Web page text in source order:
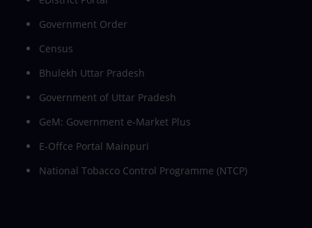
Government Order
Census
Bhulekh Uttar Pradesh
Government of Uttar Pradesh
GeM: Government e-Market Plus
E-Offce Portal Mainpuri
National Tobacco Control Programme (NTCP)